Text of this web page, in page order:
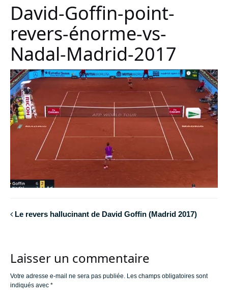
David-Goffin-point-
revers-énorme-vs-
Nadal-Madrid-2017
Le revers hallucinant de David Goffin (Madrid 2017)
Laisser un commentaire
Votre adresse e-mail ne sera pas publiée. Les champs obligatoires sont
indiqués avec *